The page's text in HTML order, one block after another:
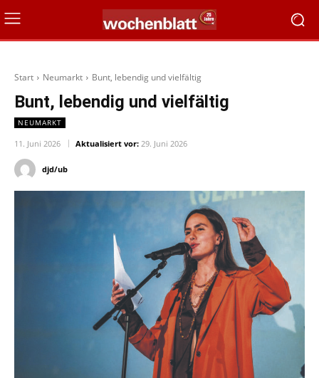
Start Neumarkt Bunt, lebendig und vielfältig
Bunt, lebendig und vielfältig
NEUMARKT
11. Juni 2026 Aktualisiert vor: 29. Juni 2026
djd/ub